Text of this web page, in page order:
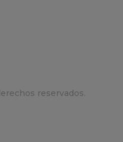
reservados.